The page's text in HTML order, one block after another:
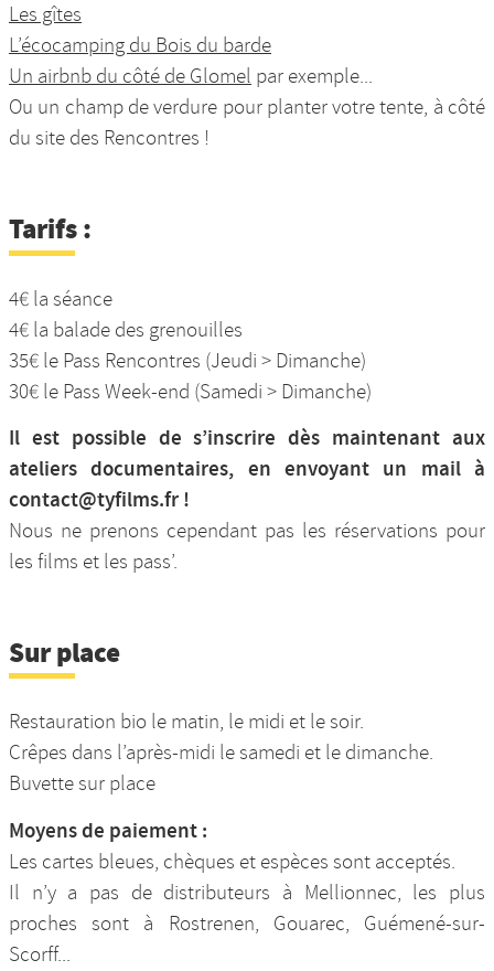
Les gîtes
L’écocamping du Bois du barde
Un airbnb du côté de Glomel par exemple...
Ou un champ de verdure pour planter votre tente, à côté
du site des Rencontres !
Tarifs :
4€ la séance
4€ la balade des grenouilles
35€ le Pass Rencontres (Jeudi > Dimanche)
30€ le Pass Week-end (Samedi > Dimanche)
Il est possible de s’inscrire dès maintenant aux
ateliers documentaires, en envoyant un mail à
contact@tyfilms.fr !
Nous ne prenons cependant pas les réservations pour
les films et les pass’.
Sur place
Restauration bio le matin, le midi et le soir.
Crêpes dans l’après-midi le samedi et le dimanche.
Buvette sur place
Moyens de paiement :
Les cartes bleues, chèques et espèces sont acceptés.
Il n’y a pas de distributeurs à Mellionnec, les plus
proches sont à Rostrenen, Gouarec, Guémené-sur-
Scorff...